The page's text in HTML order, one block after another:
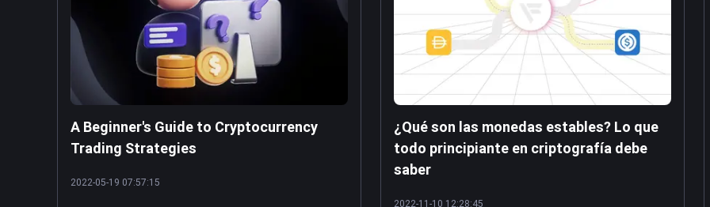
A Beginner's Guide to Cryptocurrency
Trading Strategies
2022-05-19 07:57:15
¿Qué son las monedas estables? Lo que
todo principiante en criptografía debe
saber
2022-11-10 12:28:45